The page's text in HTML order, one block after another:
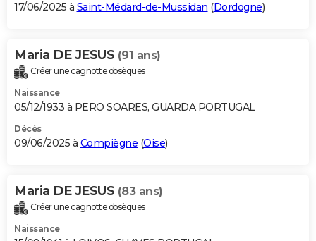
17/06/2025 à Saint-Médard-de-Mussidan (Dordogne)
Maria DE JESUS (91 ans)
Créer une cagnotte obsèques
Naissance
05/12/1933 à PERO SOARES, GUARDA PORTUGAL
Décès
09/06/2025 à Compiègne (Oise)
Maria DE JESUS (83 ans)
Créer une cagnotte obsèques
Naissance